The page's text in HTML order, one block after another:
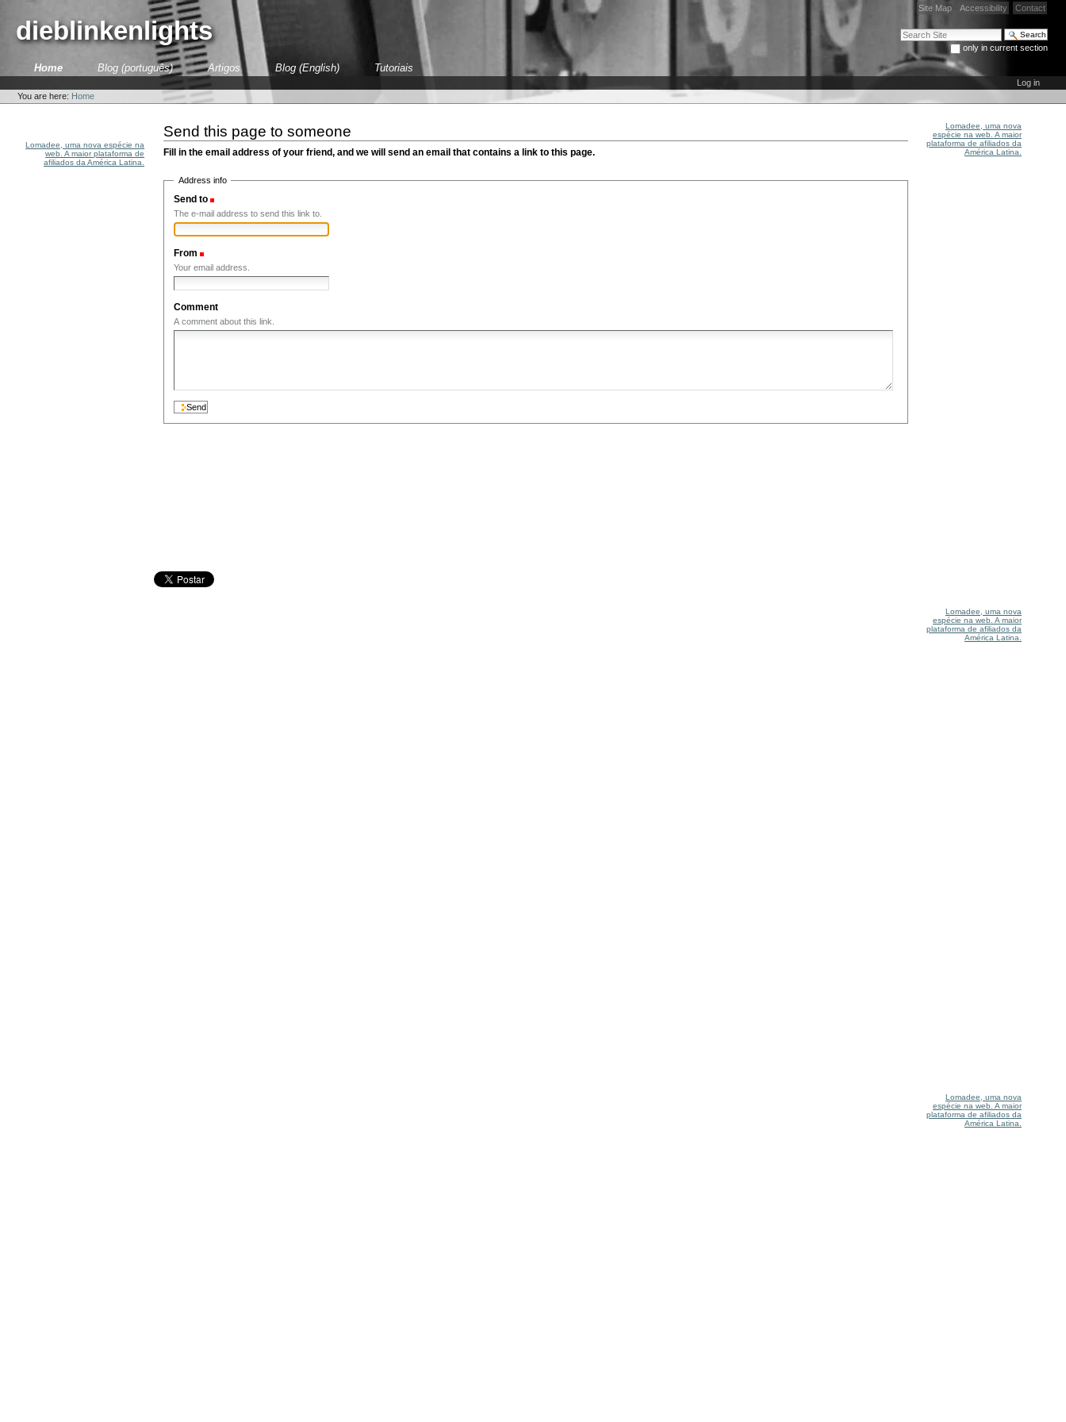
content.
Site Map Accessibility Contact
Search Site
only in current section
Advanced Search…
dieblinkenlights
SectionsHome Blog (português) Artigos Blog (English) Tutoriais
tools
Log in
You are here: Home
Lomadee, uma nova espécie na
web. A maior plataforma de
afiliados da América Latina.
Send this page to someone
Fill in the email address of your friend, and we will send an email that contains a link to this page.
Address info
Send to
The e-mail address to send this link to.
From
Your email address.
Comment
A comment about this link.
Lomadee, uma nova
espécie na web. A maior
plataforma de afiliados da
América Latina.
Lomadee, uma nova
espécie na web. A maior
plataforma de afiliados da
América Latina.
Lomadee, uma nova
espécie na web. A maior
plataforma de afiliados da
América Latina.